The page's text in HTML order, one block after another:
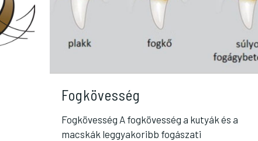
Fogkövesség
Fogkövesség A fogkövesség a kutyák és a
macskák leggyakoribb fogászati